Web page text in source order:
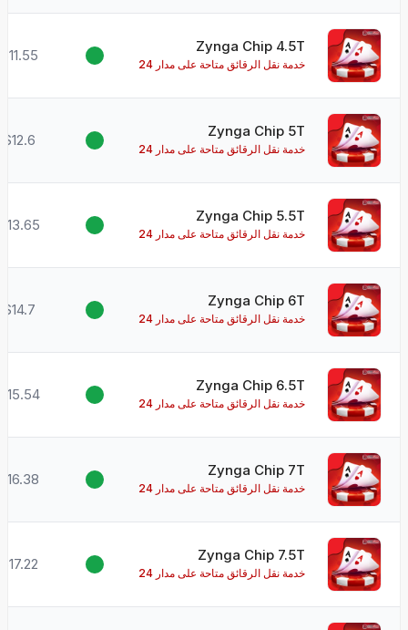
Zynga Chip 4.5T
خدمة نقل الرقائق متاحة على مدار 24
$11.55
Zynga Chip 5T
خدمة نقل الرقائق متاحة على مدار 24
$12.6
Zynga Chip 5.5T
خدمة نقل الرقائق متاحة على مدار 24
Zynga Chip 6T
خدمة نقل الرقائق متاحة على مدار 24
$14.7
Zynga Chip 6.5T
خدمة نقل الرقائق متاحة على مدار 24
Zynga Chip 7T
خدمة نقل الرقائق متاحة على مدار 24
$16.38
Zynga Chip 7.5T
خدمة نقل الرقائق متاحة على مدار 24
$17.22